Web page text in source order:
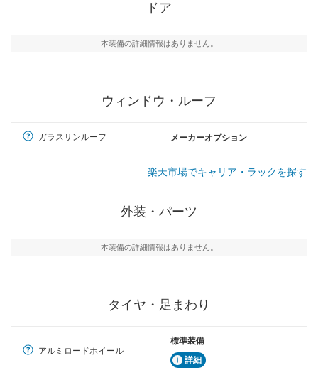
ドア
本装備の詳細情報はありません。
ウィンドウ・ルーフ
ガラスサンルーフ メーカーオプション
楽天市場でキャリア・ラックを探す
外装・パーツ
本装備の詳細情報はありません。
タイヤ・足まわり
アルミロードホイール
標準装備
詳細